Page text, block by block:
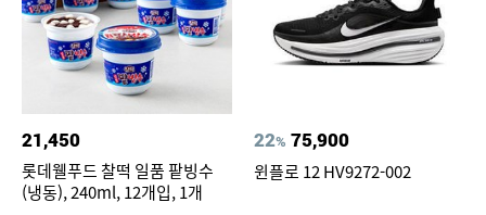
21,450
롯데웰푸드 찰떡 일품 팥빙수
(냉동), 240ml, 12개입, 1개
22% 75,900
윈플로 12 HV9272-002